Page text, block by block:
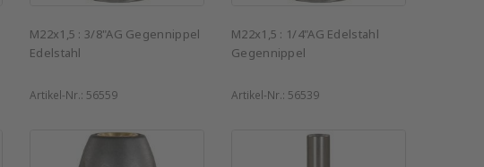
M22x1,5 : 3/8"AG Gegennippel
Edelstahl
Artikel-Nr.: 56559
M22x1,5 : 1/4"AG Edelstahl
Gegennippel
Artikel-Nr.: 56539